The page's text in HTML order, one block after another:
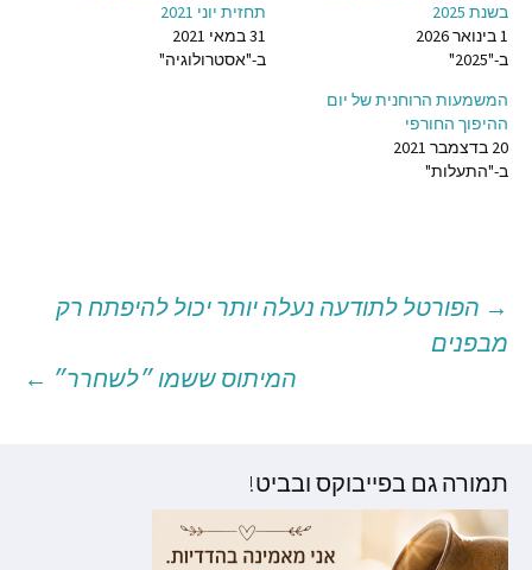
בשנת 2025
1 בינואר 2026
ב-"2025"
תחזית יוני 2021
31 במאי 2021
ב-"אסטרולוגיה"
המשמעות הרוחנית של יום
ההיפוך החורפי
20 בדצמבר 2021
ב-"התעלות"
ניווט
→ הפורטל לתודעה נעלה יותר יכול להיפתח רק
מבפנים
המיתוס ששמו ״לשחרר״ ←
תמורה גם בפייבוקס ובביט!